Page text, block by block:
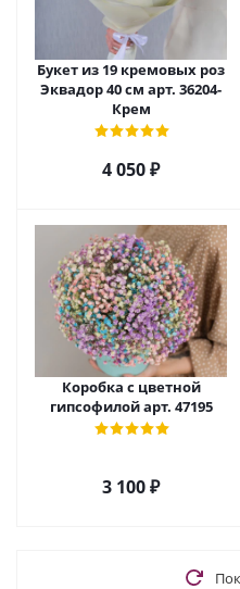
Букет из 19 кремовых роз
Эквадор 40 см арт. 36204-
Крем
4 050₽
Коробка с цветной
гипсофилой арт. 47195
3 100₽